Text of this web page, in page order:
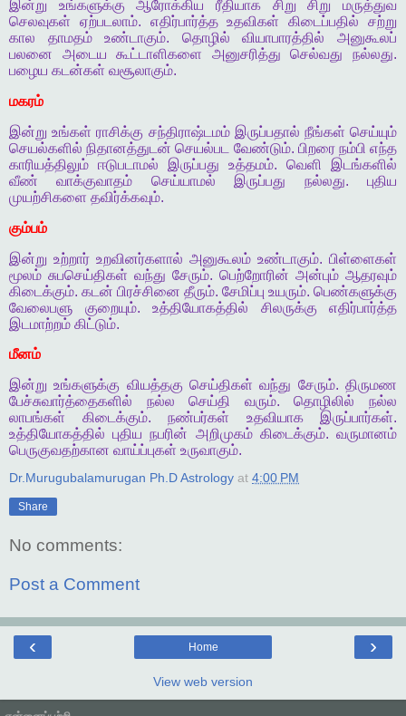
இன்று
உங்களுக்கு ஆரோக்கிய ரீதியாக சிறு சிறு
மருத்துவ
செலவுகள்
ஏற்படலாம். எதிர்பார்த்த உதவிகள் கிடைப்பதில்
சற்று
கால
தாமதம் உண்டாகும். தொழில் வியாபாரத்தில்
அனுகூலப்
பலனை
அடைய கூட்டாளிகளை அனுசரித்து செல்வது நல்லது.
பழைய கடன்கள் வசூலாகும்.
மகரம்
இன்று உங்கள் ராசிக்கு சந்திராஷ்டமம் இருப்பதால் நீங்கள் செய்யும்
செயல்களில் நிதானத்துடன் செயல்பட வேண்டும். பிறரை நம்பி எந்த
காரியத்திலும் ஈடுபடாமல் இருப்பது உத்தமம். வெளி
இடங்களில்
வீண்
வாக்குவாதம் செய்யாமல் இருப்பது நல்லது.புதிய
முயற்சிகளை தவிர்க்கவும்.
கும்பம்
இன்று உற்றார் உறவினர்களால் அனுகூலம் உண்டாகும். பிள்ளைகள்
மூலம் சுபசெய்திகள் வந்து சேரும். பெற்றோரின் அன்பும் ஆதரவும்
கிடைக்கும். கடன் பிரச்சினை தீரும். சேமிப்பு உயரும். பெண்களுக்கு
வேலைபளு
குறையும். உத்தியோகத்தில் சிலருக்கு
எதிர்பார்த்த
இடமாற்றம் கிட்டும்.
மீனம்
இன்று உங்களுக்கு வியத்தகு செய்திகள் வந்து சேரும்.திருமண
பேச்சுவார்த்தைகளில்
நல்ல செய்தி வரும்.தொழிலில்
நல்ல
லாபங்கள்
கிடைக்கும். நண்பர்கள் உதவியாக இருப்பார்கள்.
உத்தியோகத்தில் புதிய நபரின் அறிமுகம் கிடைக்கும்.வருமானம்
பெருகுவதற்கான வாய்ப்புகள் உருவாகும்.
Dr.Murugubalamurugan Ph.D Astrology at 4:00 PM
Share
No comments:
Post a Comment
‹ ›
Home
View web version